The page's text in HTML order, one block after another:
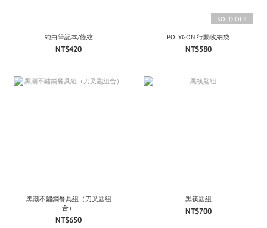
純白筆記本/條紋
NT$420
SOLD OUT
POLYGON 行動收納袋
NT$580
黑潮不鏽鋼餐具組（刀叉匙組
合）
NT$650
黑筷匙組
NT$700